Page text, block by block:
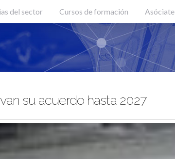
del sector Cursos de formación Asóciate
su acuerdo hasta 2027